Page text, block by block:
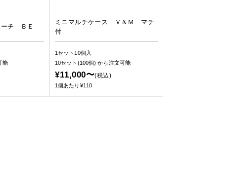
チ ＢＥ
能
ミニマルチケース Ｖ＆Ｍ マチ
付
1セット10個入
10セット(100個)から注文可能
¥11,000〜(税込)
1個あたり¥110